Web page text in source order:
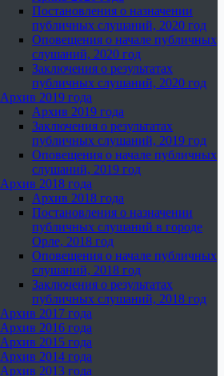
Постановления о назначении
публичных слушаний, 2020 год
Оповещения о начале публичных
слушаний, 2020 год
Заключения о результатах
публичных слушаний, 2020 год
Архив 2019 года
Архив 2019 года
Заключения о результатах
публичных слушаний, 2019 год
Оповещения о начале публичных
слушаний, 2019 год
Архив 2018 года
Архив 2018 года
Постановления о назначении
публичных слушаний в городе
Орле, 2018 год
Оповещения о начале публичных
слушаний, 2018 год
Заключения о результатах
публичных слушаний, 2018 год
Архив 2017 года
Архив 2016 года
Архив 2015 года
Архив 2014 года
Архив 2013 года